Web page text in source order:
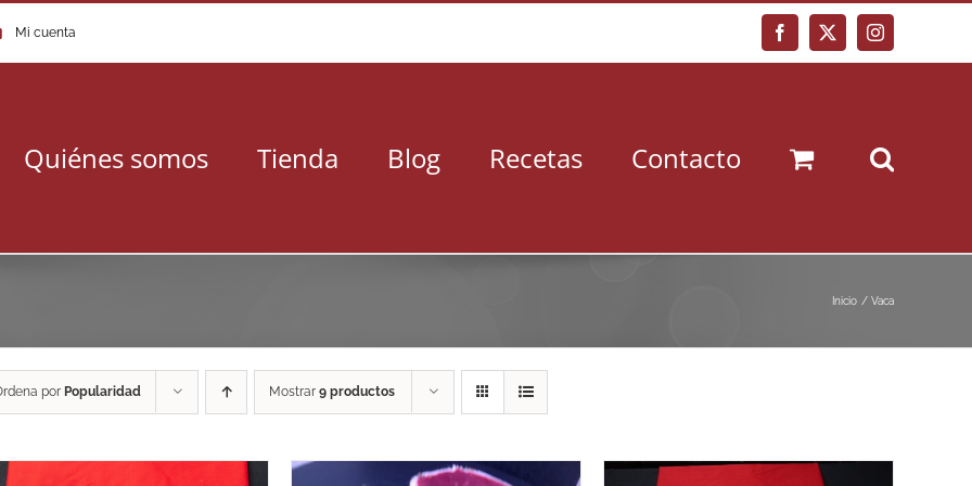
Mi cuenta Facebook
X Instagram
Quiénes somos Tienda Blog Recetas Contacto
Inicio Vaca
por Popularidad Mostrar 9 productos